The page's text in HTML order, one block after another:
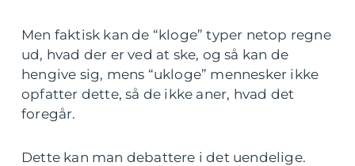
Men faktisk kan de “kloge” typer netop regne
ud, hvad der er ved at ske, og så kan de
hengive sig, mens “ukloge” mennesker ikke
opfatter dette, så de ikke aner, hvad det
foregår.
Dette kan man debattere i det uendelige.